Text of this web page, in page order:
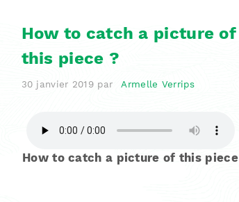
How to catch a picture of
this piece ?
30 janvier 2019 par Armelle Verrips
How to catch a picture of this piece